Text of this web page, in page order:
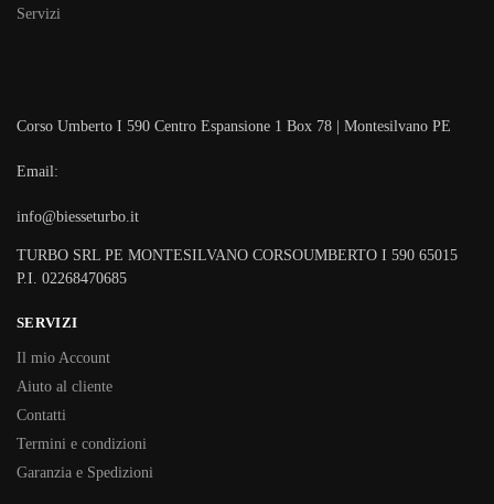
Servizi
Corso Umberto I 590 Centro Espansione 1 Box 78 | Montesilvano PE
Email:
info@biesseturbo.it
TURBO SRL PE MONTESILVANO CORSOUMBERTO I 590 65015
P.I. 02268470685
SERVIZI
Il mio Account
Aiuto al cliente
Contatti
Termini e condizioni
Garanzia e Spedizioni